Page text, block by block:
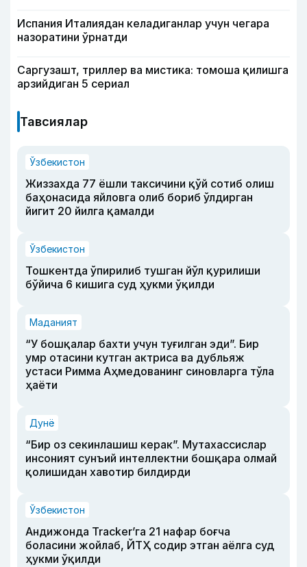
Испания Италиядан келадиганлар учун чегара
назоратини ўрнатди
Саргузашт, триллер ва мистика: томоша қилишга
арзийдиган 5 сериал
Тавсиялар
Ўзбекистон
Жиззахда 77 ёшли таксичини қўй сотиб олиш
баҳонасида яйловга олиб бориб ўлдирган
йигит 20 йилга қамалди
Ўзбекистон
Тошкентда ўпирилиб тушган йўл қурилиши
бўйича 6 кишига суд ҳукми ўқилди
Маданият
“У бошқалар бахти учун туғилган эди”. Бир
умр отасини кутган актриса ва дубльяж
устаси Римма Аҳмедованинг синовларга тўла
ҳаёти
Дунё
“Бир оз секинлашиш керак”. Мутахассислар
инсоният сунъий интеллектни бошқара олмай
қолишидан хавотир билдирди
Ўзбекистон
Андижонда Tracker’га 21 нафар боғча
боласини жойлаб, ЙТҲ содир этган аёлга суд
ҳукми ўқилди